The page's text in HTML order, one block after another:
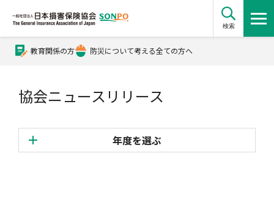
検索
公式Xアカウント
損害保険とは？
教育関係の方 防災について考える全ての方へ
協会ニュースリリース
年度を選ぶ